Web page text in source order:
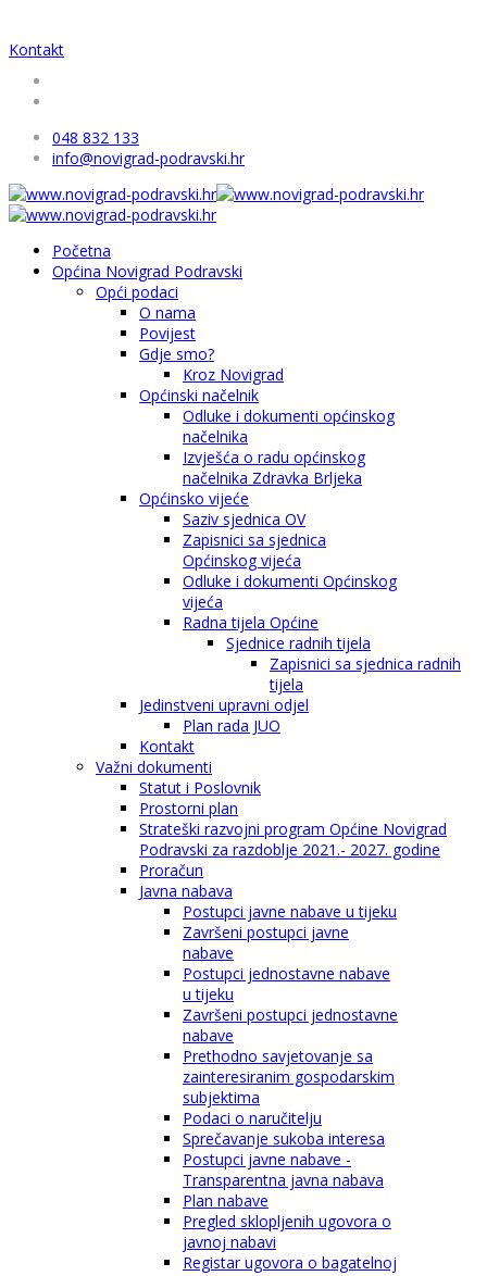
Kontakt
048 832 133
info@novigrad-podravski.hr
Početna
Općina Novigrad Podravski
Opći podaci
O nama
Povijest
Gdje smo?
Kroz Novigrad
Općinski načelnik
Odluke i dokumenti općinskog
načelnika
Izvješća o radu općinskog
načelnika Zdravka Brljeka
Općinsko vijeće
Saziv sjednica OV
Zapisnici sa sjednica
Općinskog vijeća
Odluke i dokumenti Općinskog
vijeća
Radna tijela Općine
Sjednice radnih tijela
Zapisnici sa sjednica radnih
tijela
Jedinstveni upravni odjel
Plan rada JUO
Kontakt
Važni dokumenti
Statut i Poslovnik
Prostorni plan
Strateški razvojni program Općine Novigrad
Podravski za razdoblje 2021.- 2027. godine
Proračun
Javna nabava
Postupci javne nabave u tijeku
Završeni postupci javne
nabave
Postupci jednostavne nabave
u tijeku
Završeni postupci jednostavne
nabave
Prethodno savjetovanje sa
zainteresiranim gospodarskim
subjektima
Podaci o naručitelju
Sprečavanje sukoba interesa
Postupci javne nabave -
Transparentna javna nabava
Plan nabave
Pregled sklopljenih ugovora o
javnoj nabavi
Registar ugovora o bagatelnoj